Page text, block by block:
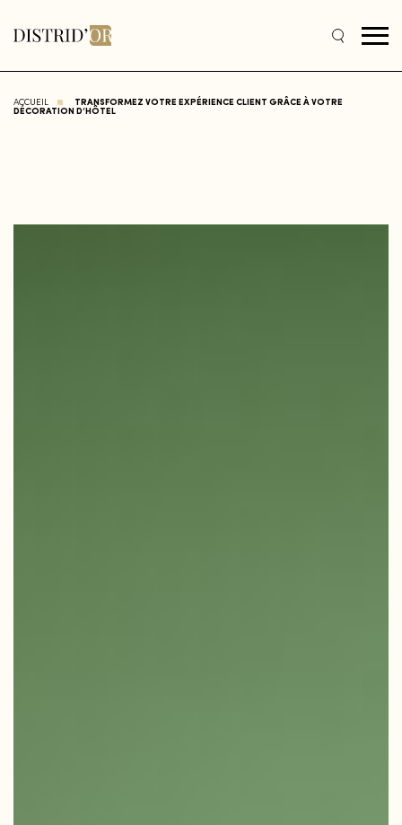
ACCUEIL
TRANSFORMEZ VOTRE EXPÉRIENCE CLIENT GRÂCE À VOTRE
DÉCORATION D’HÔTEL